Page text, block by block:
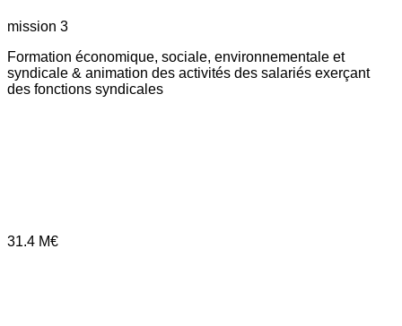
mission 3
Formation économique, sociale, environnementale et
syndicale & animation des activités des salariés exerçant
des fonctions syndicales
31.4 M€